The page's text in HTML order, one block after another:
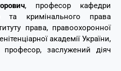
, професор кафедри
та кримінального права
права, правоохоронної
академії України,
заслужений діяч